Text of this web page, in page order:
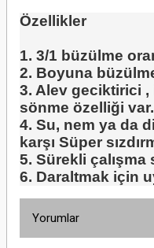
Özellikler
1. 3/1 büzülme
2. Boyuna
3. Alev geciktirici ,
sönme özelliği var.
4. Su, nem ya da
karşı Süper
5. Sürekli çalışma
6. Daraltmak için
Yorumlar